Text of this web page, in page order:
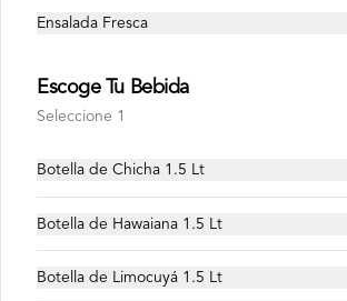
Ensalada Fresca
Escoge Tu Bebida
Seleccione 1
Botella de Chicha 1.5 Lt
Botella de Hawaiana 1.5 Lt
Botella de Limocuyá 1.5 Lt